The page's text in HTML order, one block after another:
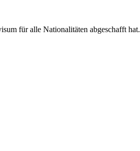
für alle Nationalitäten abgeschafft hat.